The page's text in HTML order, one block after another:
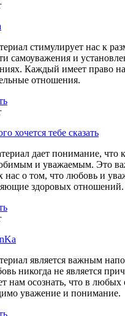
стимулирует нас к
самоуважения и
Каждый имеет право
отношения.
хочется тебе сказать
дает понимание, что
и уважаемым. Это
нас о том, что любовь и
здоровых отношений.
является важным
никогда не является
нам осознать, что в
уважение и понимание.